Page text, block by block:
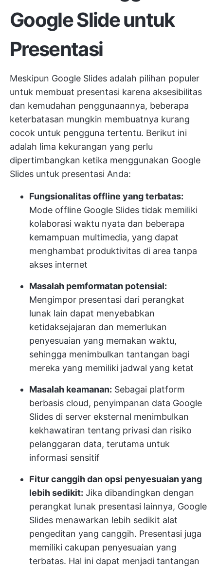
Google Slide untuk
Presentasi
Meskipun Google Slides adalah pilihan populer
untuk membuat presentasi karena aksesibilitas
dan kemudahan penggunaannya, beberapa
keterbatasan mungkin membuatnya kurang
cocok untuk pengguna tertentu. Berikut ini
adalah lima kekurangan yang perlu
dipertimbangkan ketika menggunakan Google
Slides untuk presentasi Anda:
Fungsionalitas offline yang terbatas:
Mode offline Google Slides tidak memiliki
kolaborasi waktu nyata dan beberapa
kemampuan multimedia, yang dapat
menghambat produktivitas di area tanpa
akses internet
Masalah pemformatan potensial:
Mengimpor presentasi dari perangkat
lunak lain dapat menyebabkan
ketidaksejajaran dan memerlukan
penyesuaian yang memakan waktu,
sehingga menimbulkan tantangan bagi
mereka yang memiliki jadwal yang ketat
Masalah keamanan: Sebagai platform
berbasis cloud, penyimpanan data Google
Slides di server eksternal menimbulkan
kekhawatiran tentang privasi dan risiko
pelanggaran data, terutama untuk
informasi sensitif
Fitur canggih dan opsi penyesuaian yang
lebih sedikit: Jika dibandingkan dengan
perangkat lunak presentasi lainnya, Google
Slides menawarkan lebih sedikit alat
pengeditan yang canggih. Presentasi juga
memiliki cakupan penyesuaian yang
terbatas. Hal ini dapat menjadi tantangan